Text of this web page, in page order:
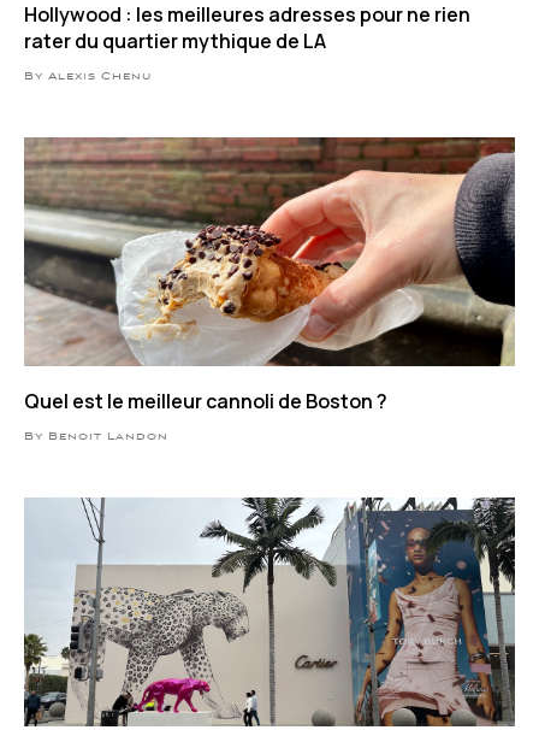
Hollywood : les meilleures adresses pour ne rien
rater du quartier mythique de LA
By Alexis Chenu
Quel est le meilleur cannoli de Boston ?
By Benoit Landon